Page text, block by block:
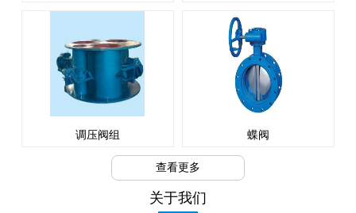
调压阀组 蝶阀
查看更多
关于我们